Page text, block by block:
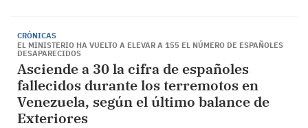
CRÓNICAS
EL MINISTERIO HA VUELTO A ELEVAR A 155 EL NÚMERO DE ESPAÑOLES
DESAPARECIDOS
Asciende a 30 la cifra de españoles
fallecidos durante los terremotos en
Venezuela, según el último balance de
Exteriores